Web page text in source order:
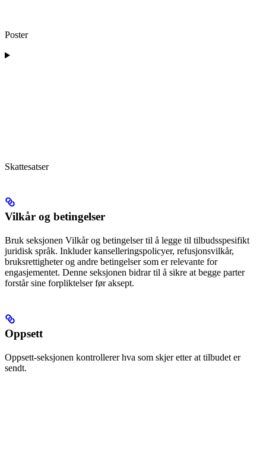
Poster
Skattesatser
Vilkår og betingelser
Bruk seksjonen Vilkår og betingelser til å legge til tilbudsspesifikt
juridisk språk. Inkluder kanselleringspolicyer, refusjonsvilkår,
bruksrettigheter og andre betingelser som er relevante for
engasjementet. Denne seksjonen bidrar til å sikre at begge parter
forstår sine forpliktelser før aksept.
Oppsett
Oppsett-seksjonen kontrollerer hva som skjer etter at tilbudet er
sendt.